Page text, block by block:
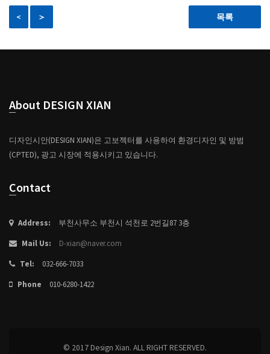
< ＞ 목록
About DESIGN XIAN
디자인시안(DESIGN XIAN)은 고보젝터를 사용하여 환경디자인 및 방범
(CPTED), 광고 시장에 적용시키고 있습니다.
Contact
Address:
부천사무소 부천시 석천로 2번길87 3층
Mail Us:
D-xian@naver.com
Tel:
032-666-7033
Phone
010-6280-1422
© 2017 Design Xian. ALL RIGHT RESERVED.